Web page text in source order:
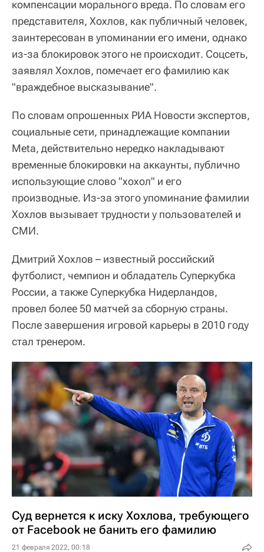
компенсации морального вреда. По словам его
представителя, Хохлов, как публичный человек,
заинтересован в упоминании его имени, однако
из-за блокировок этого не происходит. Соцсеть,
заявлял Хохлов, помечает его фамилию как
"враждебное высказывание".
По словам опрошенных РИА Новости экспертов,
социальные сети, принадлежащие компании
Meta, действительно нередко накладывают
временные блокировки на аккаунты, публично
использующие слово "хохол" и его
производные. Из-за этого упоминание фамилии
Хохлов вызывает трудности у пользователей и
СМИ.
Дмитрий Хохлов – известный российский
футболист, чемпион и обладатель Суперкубка
России, а также Суперкубка Нидерландов,
провел более 50 матчей за сборную страны.
После завершения игровой карьеры в 2010 году
стал тренером.
Суд вернется к иску Хохлова, требующего
от Facebook не банить его фамилию
21 февраля 2022, 00:18